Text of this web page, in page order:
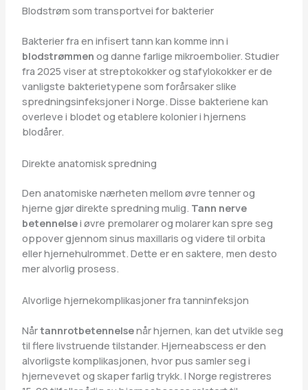
Blodstrøm som transportvei for bakterier
Bakterier fra en infisert tann kan komme inn i
blodstrømmen og danne farlige mikroembolier. Studier
fra 2025 viser at streptokokker og stafylokokker er de
vanligste bakterietypene som forårsaker slike
spredningsinfeksjoner i Norge. Disse bakteriene kan
overleve i blodet og etablere kolonier i hjernens
blodårer.
Direkte anatomisk spredning
Den anatomiske nærheten mellom øvre tenner og
hjerne gjør direkte spredning mulig. Tann nerve
betennelsei øvre premolarer og molarer kan spre seg
oppover gjennom sinus maxillaris og videre til orbita
eller hjernehulrommet. Dette er en saktere, men desto
mer alvorlig prosess.
Alvorlige hjernekomplikasjoner fra tanninfeksjon
Nårtannrotbetennelsenår hjernen, kan det utvikle seg
til flere livstruende tilstander. Hjerneabscess er den
alvorligste komplikasjonen, hvor pus samler seg i
hjernevevet og skaper farlig trykk. I Norge registreres